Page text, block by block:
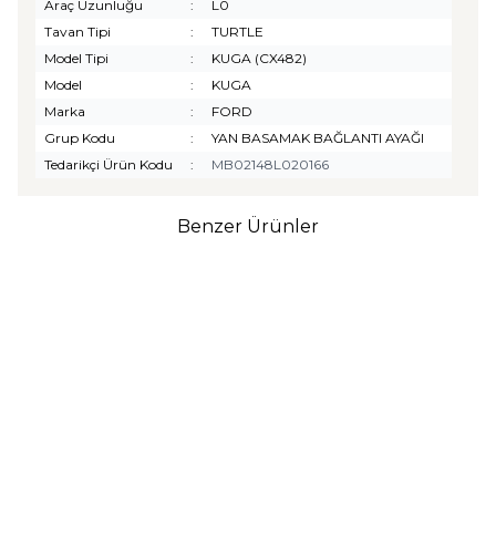
Araç Uzunluğu
:
L0
Tavan Tipi
:
TURTLE
Model Tipi
:
KUGA (CX482)
Model
:
KUGA
Marka
:
FORD
Grup Kodu
:
YAN BASAMAK BAĞLANTI AYAĞI
Tedarikçi Ürün Kodu
: MB02148L020166
Benzer Ürünler